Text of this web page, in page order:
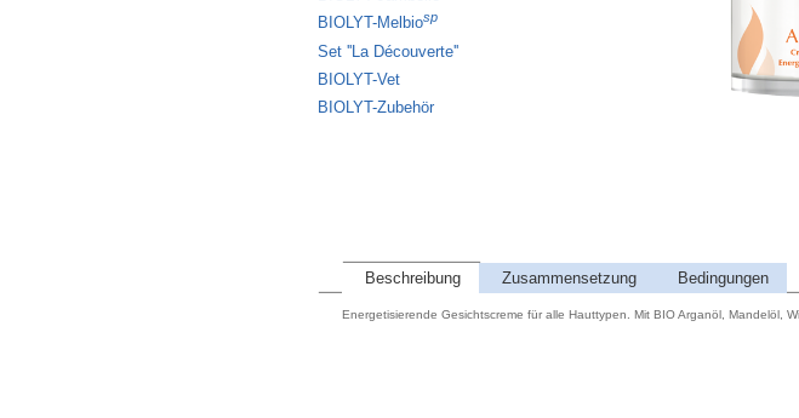
BIOLYT-Melbiosp
Set ''La Découverte''
BIOLYT-Vet
BIOLYT-Zubehör
Beschreibung Zusammensetzung Bedingungen
Energetisierende Gesichtscreme für alle Hauttypen. Mit BIO Arganöl, Mandelöl,